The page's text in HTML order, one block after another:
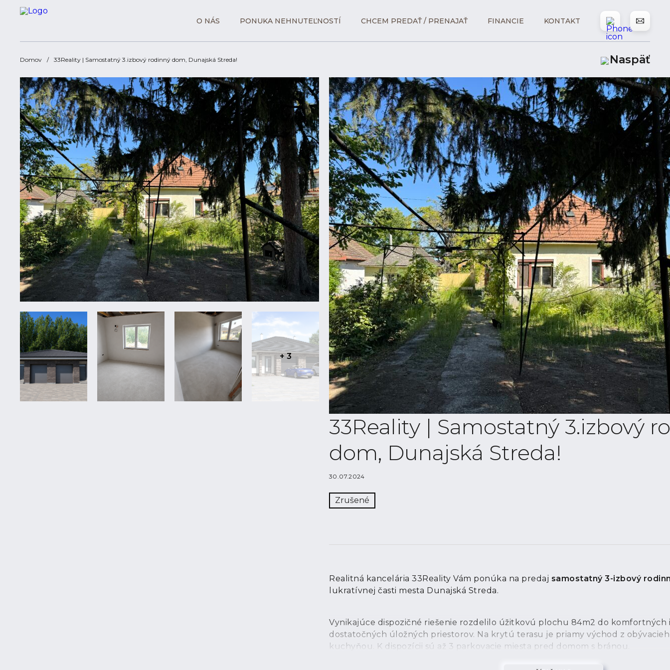
O NÁS PONUKA NEHNUTEĽNOSTÍ CHCEM PREDAŤ / PRENAJAŤ FINANCIE KONTAKT
Domov 33Reality | Samostatný 3.izbový rodinný dom , Dunajská Streda! Naspäť
+ 3
33Reality | Samostatný 3.izbový
dom , Dunajská Streda!
30.07.2024
Zrušené
Realitná kancelária 33Reality Vám ponúka na predaj samostatný 3-izbový
lukratívnej časti mesta Dunajská Streda.
Vynikajúce dispozičné riešenie rozdelilo úžitkovú plochu 84m2 do komfortných
dostatočných úložných priestorov. Na krytú terasu je priamy východ z
kuchyňou. K dispozícii sú až 3 parkovacie miesta pred domom s bránou.